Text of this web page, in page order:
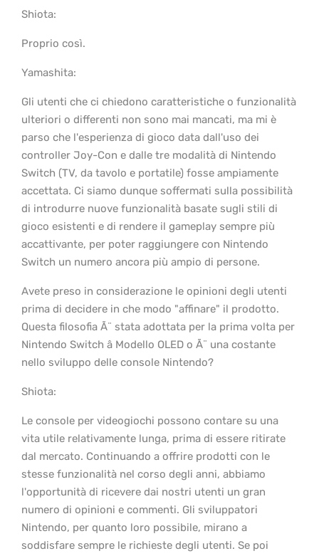
Shiota:
Proprio così.
Yamashita:
Gli utenti che ci chiedono caratteristiche o funzionalità
ulteriori o differenti non sono mai mancati, ma mi è
parso che l'esperienza di gioco data dall'uso dei
controller Joy-Con e dalle tre modalità di Nintendo
Switch (TV, da tavolo e portatile) fosse ampiamente
accettata. Ci siamo dunque soffermati sulla possibilità
di introdurre nuove funzionalità basate sugli stili di
gioco esistenti e di rendere il gameplay sempre più
accattivante, per poter raggiungere con Nintendo
Switch un numero ancora più ampio di persone.
Avete preso in considerazione le opinioni degli utenti
prima di decidere in che modo "affinare" il prodotto.
Questa filosofia Ã¨ stata adottata per la prima volta per
Nintendo Switch â Modello OLED o Ã¨ una costante
nello sviluppo delle console Nintendo?
Shiota:
Le console per videogiochi possono contare su una
vita utile relativamente lunga, prima di essere ritirate
dal mercato. Continuando a offrire prodotti con le
stesse funzionalità nel corso degli anni, abbiamo
l'opportunità di ricevere dai nostri utenti un gran
numero di opinioni e commenti. Gli sviluppatori
Nintendo, per quanto loro possibile, mirano a
soddisfare sempre le richieste degli utenti. Se poi